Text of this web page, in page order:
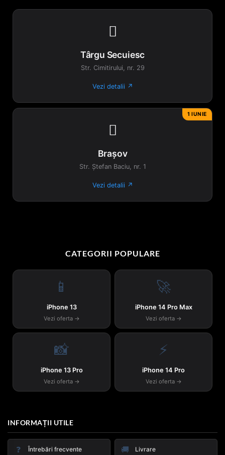

Târgu Secuiesc
Str. Cimitirului, nr. 29
Vezi detalii ↗
1 IUNIE

Brașov
Str. Ștefan Baciu, nr. 1
Vezi detalii ↗
CATEGORII POPULARE
📱
iPhone 13
Vezi oferta →
🚀
iPhone 14 Pro Max
Vezi oferta →
📸
iPhone 13 Pro
Vezi oferta →
⚡
iPhone 14 Pro
Vezi oferta →
INFORMAȚII UTILE
❓ Întrebări frecvente 🚚 Livrare